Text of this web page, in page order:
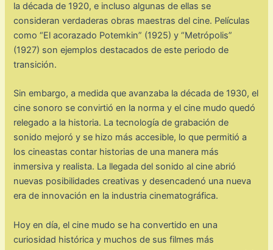
la década de 1920, e incluso algunas de ellas se
consideran verdaderas obras maestras del cine. Películas
como “El acorazado Potemkin” (1925) y “Metrópolis”
(1927) son ejemplos destacados de este periodo de
transición.
Sin embargo, a medida que avanzaba la década de 1930, el
cine sonoro se convirtió en la norma y el cine mudo quedó
relegado a la historia. La tecnología de grabación de
sonido mejoró y se hizo más accesible, lo que permitió a
los cineastas contar historias de una manera más
inmersiva y realista. La llegada del sonido al cine abrió
nuevas posibilidades creativas y desencadenó una nueva
era de innovación en la industria cinematográfica.
Hoy en día, el cine mudo se ha convertido en una
curiosidad histórica y muchos de sus filmes más